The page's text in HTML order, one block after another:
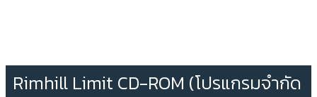
Rimhill Limit CD-ROM (โปรแกรมจำกัด